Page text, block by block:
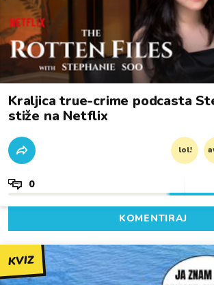
Kraljica true-crime podcasta
stiže na Netflix
lol!
0
KOMENTIRAJ
KVIZ